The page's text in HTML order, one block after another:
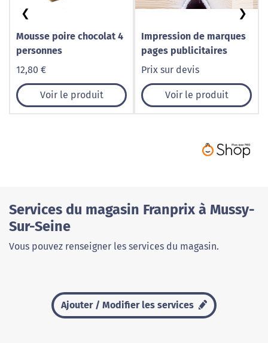
Mousse poire chocolat 4
personnes
12,80 €
Voir le produit
Impression de marques
pages publicitaires
Prix sur devis
Voir le produit
❮ ❯
Services du magasin Franprix à Mussy-
Sur-Seine
Vous pouvez renseigner les services du magasin.
Ajouter / Modifier les services